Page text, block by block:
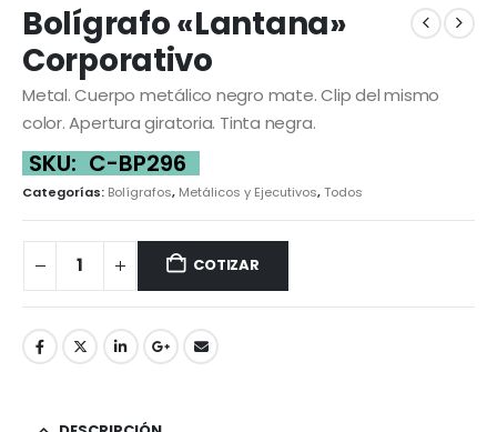
Bolígrafo «Lantana»
Corporativo
Metal. Cuerpo metálico negro mate. Clip del mismo
color. Apertura giratoria. Tinta negra.
SKU: C-BP296
Categorías: Bolígrafos, Metálicos y Ejecutivos,Todos
COTIZAR